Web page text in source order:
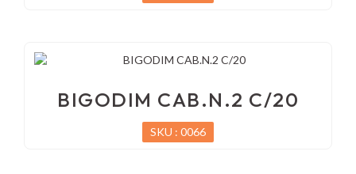
BIGODIM CAB.N.2 C/20
SKU : 0066